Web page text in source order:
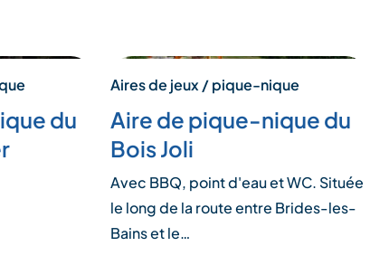
du
Aires de jeux / pique-nique
Aire de pique-nique du
Bois Joli
Avec BBQ, point d'eau et WC. Située
le long de la route entre Brides-les-
Bains et le…